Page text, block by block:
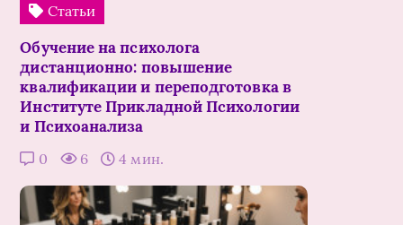
Статьи
Обучение на психолога
дистанционно: повышение
квалификации и переподготовка в
Институте Прикладной Психологии
и Психоанализа
0 6 4 мин.